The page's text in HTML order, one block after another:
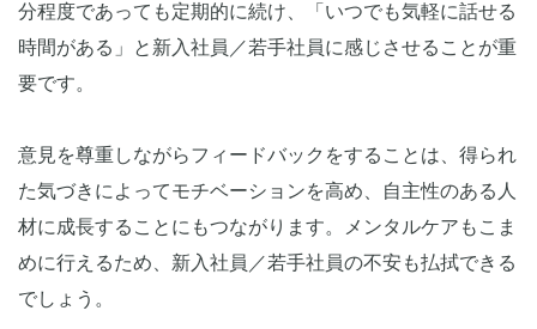
分程度であっても定期的に続け、「いつでも気軽に話せる
時間がある」と新入社員／若手社員に感じさせることが重
要です。
意見を尊重しながらフィードバックをすることは、得られ
た気づきによってモチベーションを高め、自主性のある人
材に成長することにもつながります。メンタルケアもこま
めに行えるため、新入社員／若手社員の不安も払拭できる
でしょう。